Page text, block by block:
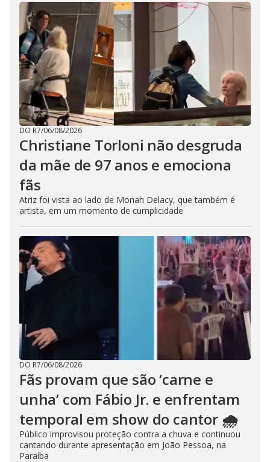
DO R7/06/08/2026
Christiane Torloni não desgruda
da mãe de 97 anos e emociona
fãs
Atriz foi vista ao lado de Monah Delacy, que também é
artista, em um momento de cumplicidade
DO R7/06/08/2026
Fãs provam que são ‘carne e
unha’ com Fábio Jr. e enfrentam
temporal em show do cantor 🌧️
Público improvisou proteção contra a chuva e continuou
cantando durante apresentação em João Pessoa, na
Paraíba